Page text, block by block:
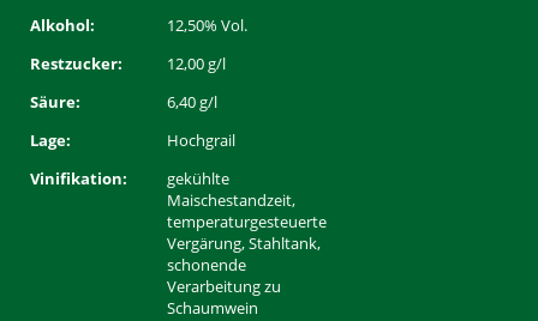
Alkohol:
12,50% Vol.
Restzucker:
12,00 g/l
Säure:
6,40 g/l
Lage:
Hochgrail
Vinifikation:
gekühlte
Maischestandzeit,
temperaturgesteuerte
Vergärung, Stahltank,
schonende
Verarbeitung zu
Schaumwein